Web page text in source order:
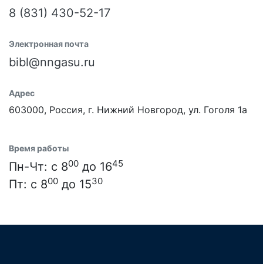
8 (831) 430-52-17
Электронная почта
bibl@nngasu.ru
Адрес
603000, Россия, г. Нижний Новгород, ул. Гоголя 1а
Время работы
Пн-Чт: с 800 до 1645
Пт: с 800 до 1530